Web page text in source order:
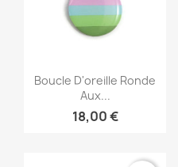
Aperçu rapide
Boucle D'oreille Ronde
Aux...
18,00 €